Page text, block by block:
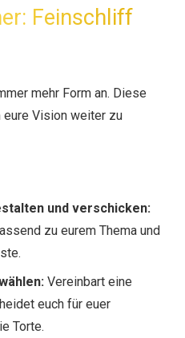
Feinschliff
mehr Form an. Diese
Vision weiter zu
und verschicken:
zu eurem Thema und
Vereinbart eine
euch für euer
Torte.